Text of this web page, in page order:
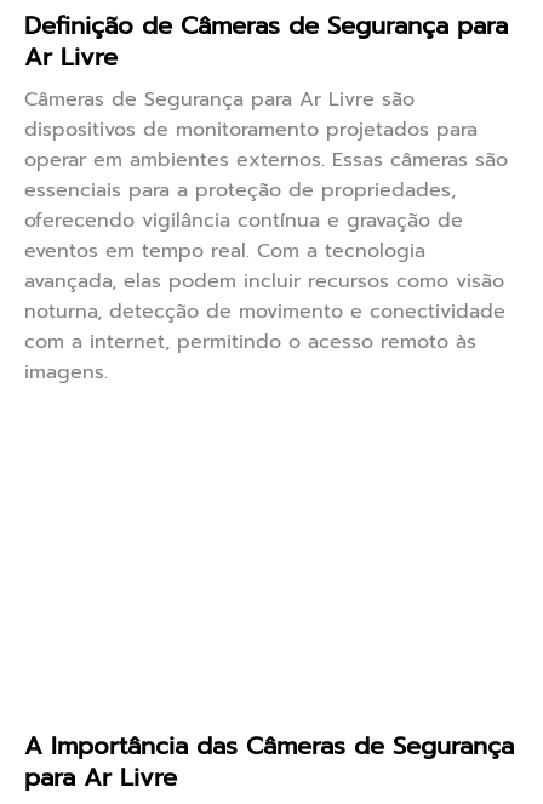
Definição de Câmeras de Segurança para
Ar Livre
Câmeras de Segurança para Ar Livre são
dispositivos de monitoramento projetados para
operar em ambientes externos. Essas câmeras são
essenciais para a proteção de propriedades,
oferecendo vigilância contínua e gravação de
eventos em tempo real. Com a tecnologia
avançada, elas podem incluir recursos como visão
noturna, detecção de movimento e conectividade
com a internet, permitindo o acesso remoto às
imagens.
A Importância das Câmeras de Segurança
para Ar Livre